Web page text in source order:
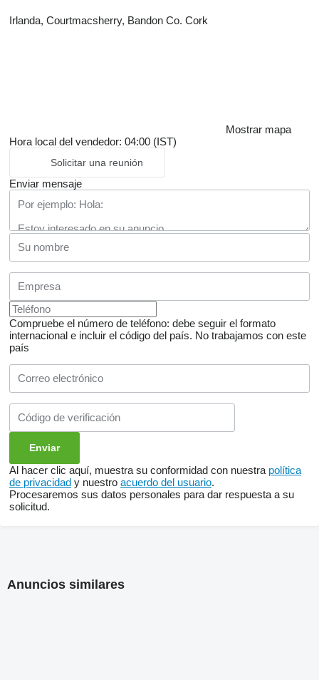
Irlanda, Courtmacsherry, Bandon Co. Cork
Mostrar mapa
Hora local del vendedor: 04:00 (IST)
Solicitar una reunión
Enviar mensaje
Compruebe el número de teléfono: debe seguir el formato
internacional e incluir el código del país. No trabajamos con este
país
Al hacer clic aquí, muestra su conformidad con nuestra política
de privacidad y nuestro acuerdo del usuario.
Procesaremos sus datos personales para dar respuesta a su
solicitud.
Anuncios similares